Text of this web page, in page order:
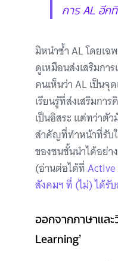
การ AL อีก
มิหนำซ้ำ AL โดยเฉ
ดูเหมือนส่งเสริมกา
คนเห็นว่า AL เป็น
เรียนรู้ที่ส่งเสริมกา
เป็นอิสระ แต่ทว่าตัว
สำคัญที่ทำหน้าที่รับ
ของชนชั้นนำได้อย่า
(อ่านต่อได้ที่
สังคมฯ ที่ (ไม่) ได้
ออกจากภาษาแล
Learning’